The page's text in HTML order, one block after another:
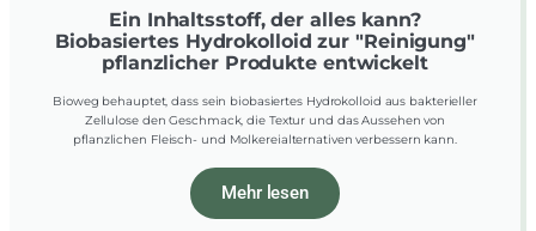
Ein Inhaltsstoff, der alles kann?
Biobasiertes Hydrokolloid zur "Reinigung"
pflanzlicher Produkte entwickelt
Bioweg behauptet, dass sein biobasiertes Hydrokolloid aus bakterieller
Zellulose den Geschmack, die Textur und das Aussehen von
pflanzlichen Fleisch- und Molkereialternativen verbessern kann.
Mehr lesen